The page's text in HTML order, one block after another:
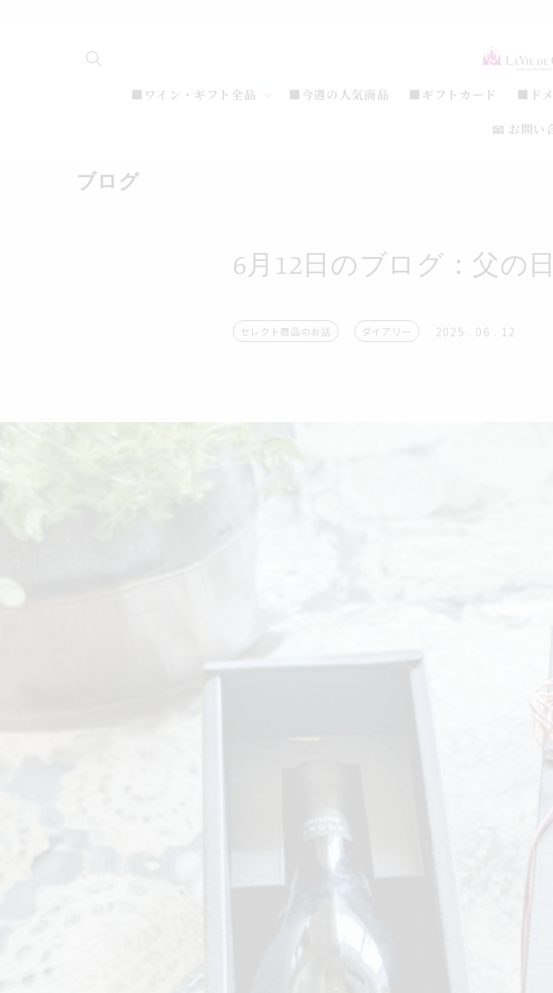
■ワイン・ギフト全品 ■今週の人気商品 ■ギフトカード ■ド
📧 お問い
ブログ
6月12日のブログ：父の
セレクト商品のお話 ダイアリー 2025 . 06 . 12